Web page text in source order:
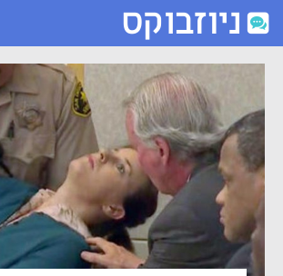
צפו: נאשמת מתמוטטת בהקראת גזר הדין - ניוזבוקס